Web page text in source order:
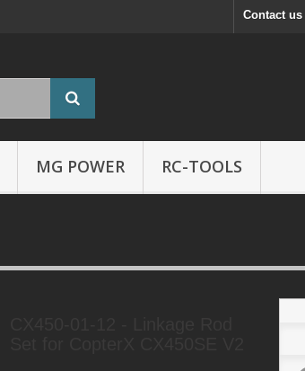
Contact us
MG POWER RC-TOOLS